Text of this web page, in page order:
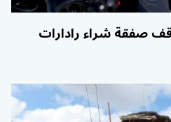
صفقة شراء رادارات